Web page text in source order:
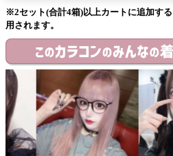
※2セット(合計4箱)以上カートに追加す
用されます。